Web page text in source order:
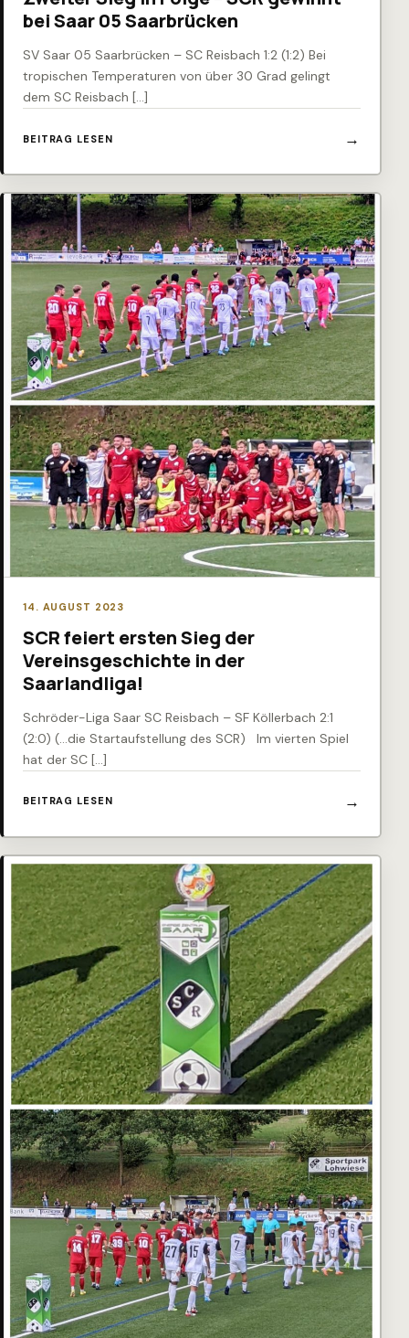
bei Saar 05 Saarbrücken
SV Saar 05 Saarbrücken – SC Reisbach 1:2 (1:2) Bei
tropischen Temperaturen von über 30 Grad gelingt
dem SC Reisbach […]
BEITRAG LESEN
14. AUGUST 2023
SCR feiert ersten Sieg der
Vereinsgeschichte in der
Saarlandliga!
Schröder-Liga Saar SC Reisbach – SF Köllerbach 2:1
(2:0) (…die Startaufstellung des SCR) Im vierten Spiel
hat der SC […]
BEITRAG LESEN